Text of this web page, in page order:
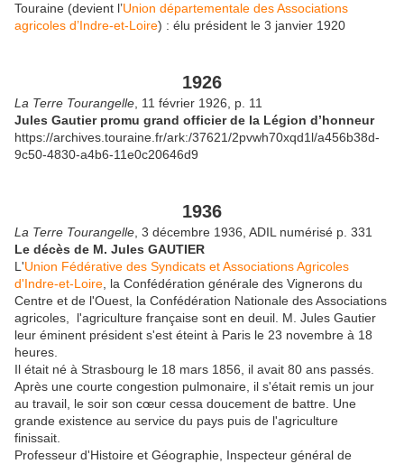
Touraine (devient l’Union départementale des Associations
agricoles d’Indre-et-Loire) : élu président le 3 janvier 1920
1926
La Terre Tourangelle , 11 février 1926, p. 11
Jules Gautier promu grand officier de la Légion d’honneur
https://archives.touraine.fr/ark:/37621/2pvwh70xqd1l/a456b38d-
9c50-4830-a4b6-11e0c20646d9
1936
La Terre Tourangelle , 3 décembre 1936, ADIL numérisé p. 331
Le décès de M. Jules GAUTIER
L'Union Fédérative des Syndicats et Associations Agricoles
d'Indre-et-Loire , la Confédération générale des Vignerons du
Centre et de l'Ouest, la Confédération Nationale des Associations
agricoles, l'agriculture française sont en deuil. M. Jules Gautier
leur éminent président s'est éteint à Paris le 23 novembre à 18
heures.
Il était né à Strasbourg le 18 mars 1856, il avait 80 ans passés.
Après une courte congestion pulmonaire, il s'était remis un jour
au travail, le soir son cœur cessa doucement de battre. Une
grande existence au service du pays puis de l'agriculture
finissait.
Professeur d'Histoire et Géographie, Inspecteur général de